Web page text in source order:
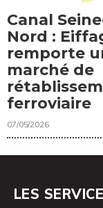
Canal
Nord :
remporte
marché de
ferroviaire
07/05/2026
LES